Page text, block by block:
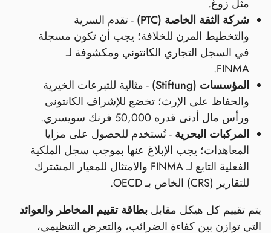
مثل زوغ.
شركة الثقة الخاصة (PTC)
- تقدم السرية
والتخطيط المرن للخلافة؛ يجب أن تكون مسجلة
في السجل التجاري الكانتوني ومكشوفة لـ
FINMA.
المؤسسات (Stiftung)
- مثالية للتبرعات الخيرية
والحفاظ على الإرث؛ تخضع للإشراف الكانتوني
ورأس مال أدنى قدره 50,000 فرنك سويسري.
المركبات البحرية - تُستخدم للحصول على مزايا
المعاهدات؛ يجب الإبلاغ عنها بموجب سجل الملكية
الفعلية التابع لـ FINMA والامتثال للمعيار المشترك
للتقارير (CRS) الخاص بـ OECD.
يتم تقييم كل هيكل مقابل بطاقة تقييم المخاطر والعوائد
التي توازن بين كفاءة الضرائب، والتعرض التنظيمي،